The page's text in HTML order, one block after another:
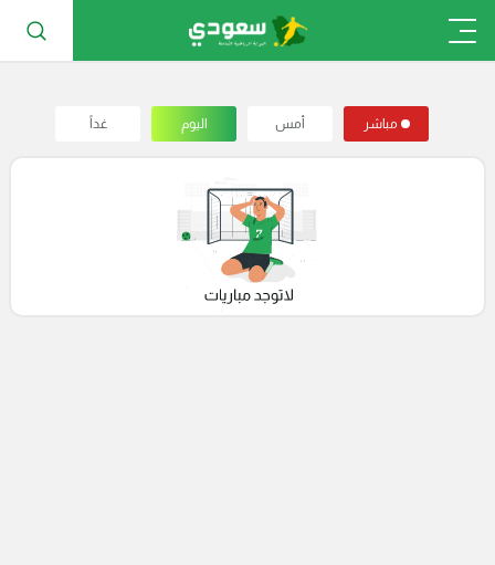
مباشر أمس اليوم غداً